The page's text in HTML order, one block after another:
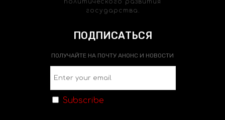
государства.
ПОДПИСАТЬСЯ
ПОЛУЧАЙТЕ НА ПОЧТУ АНОНС И НОВОСТИ
Subscribe